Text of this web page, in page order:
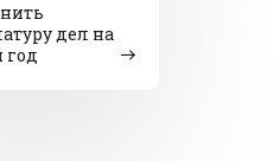
дел на
год